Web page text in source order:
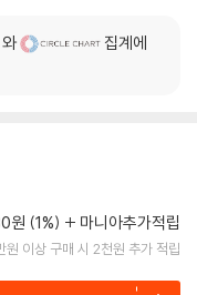
와
집계에
원 (1%) 마니아추가적립
원 이상 구매 시 2천원 추가 적립